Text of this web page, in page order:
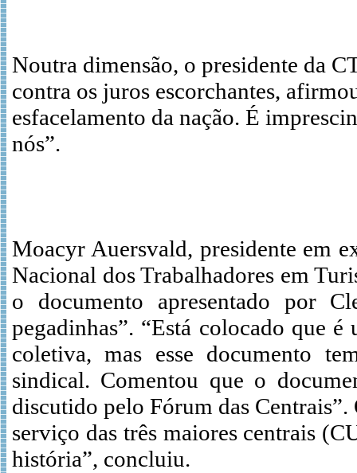
Noutra dimensão, o presidente da
contra os juros escorchantes,
esfacelamento da nação. É
nós”.
Moacyr Auersvald, presidente em
Nacional dos Trabalhadores em
o documento apresentado por
pegadinhas”. “Está colocado que
coletiva, mas esse documento
sindical. Comentou que o
discutido pelo Fórum das
serviço das três maiores centrais
história”, concluiu.